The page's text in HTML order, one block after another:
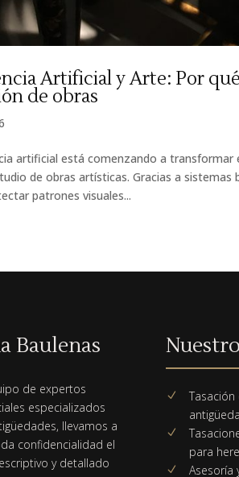
Artificial y Arte: Por
de obras
artificial está comenzando a
de obras artísticas. Gracias a
patrones visuales...
Baulenas
de expertos
especializados
llevamos a
confidencialidad el
y detallado
N
N
para
N Asesoría